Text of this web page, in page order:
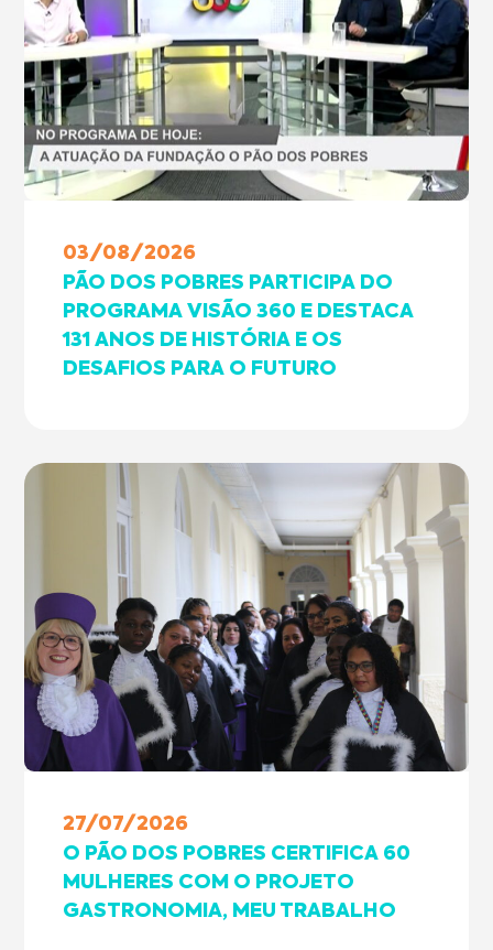
03/08/2026
PÃO DOS POBRES PARTICIPA DO
PROGRAMA VISÃO 360 E DESTACA
131 ANOS DE HISTÓRIA E OS
DESAFIOS PARA O FUTURO
27/07/2026
O PÃO DOS POBRES CERTIFICA 60
MULHERES COM O PROJETO
GASTRONOMIA, MEU TRABALHO